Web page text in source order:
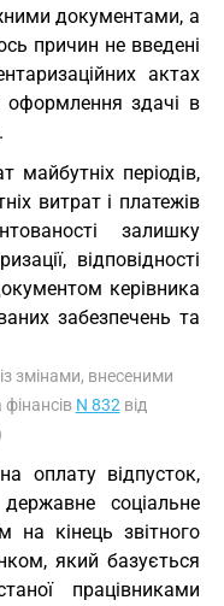
документами, а
причин не введені
актах
оформлення здачі в
майбутніх періодів,
витрат і платежів
залишку
відповідності
керівника
забезпечень та
змінами, внесеними
N 832 від
оплату відпусток,
соціальне
на кінець звітного
який базується
працівниками